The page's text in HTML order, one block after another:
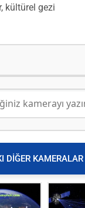
kültürel gezi
DİĞER KAMERALAR